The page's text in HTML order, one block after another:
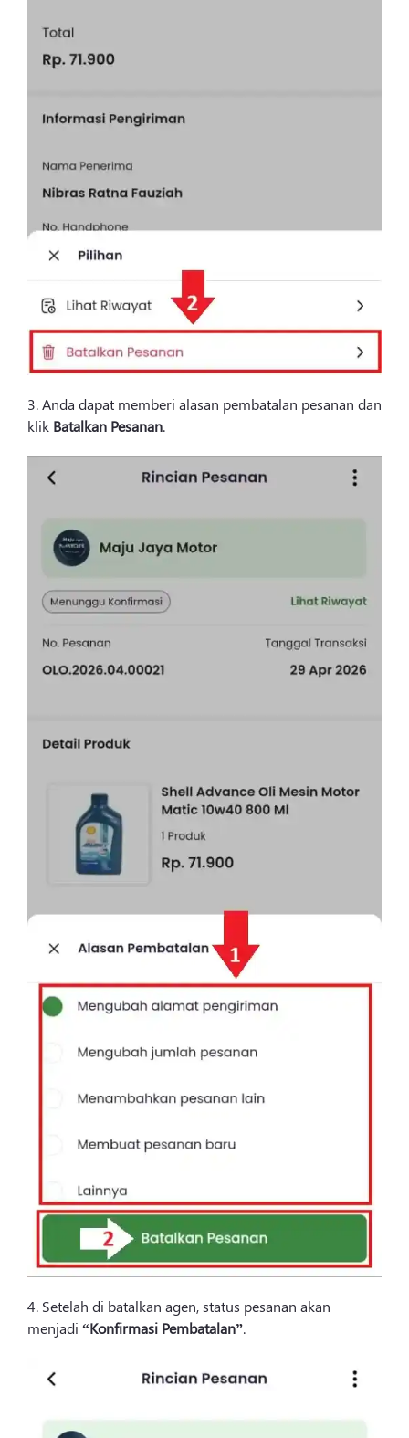
3. Anda dapat memberi alasan pembatalan pesanan dan
klik Batalkan Pesanan.
4. Setelah di batalkan agen, status pesanan akan
menjadi “Konfirmasi Pembatalan”.